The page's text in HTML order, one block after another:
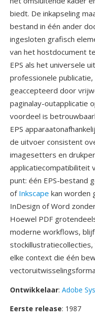
biedt. De inkapseling
bestand in één ander
ingesloten grafisch
van het hostdocument
EPS als het universele
professionele
geaccepteerd door
paginalay-outapplicatie
voordeel is
EPS
de uitvoer consistent
imagesetters en
applicatiecompatibiliteit
punt: één EPS-bestand
of Inkscape kan worden
InDesign of Word
Hoewel PDF
moderne workflows,
elke context die één
Ontwikkelaar: Adobe
Eerste release: 1987